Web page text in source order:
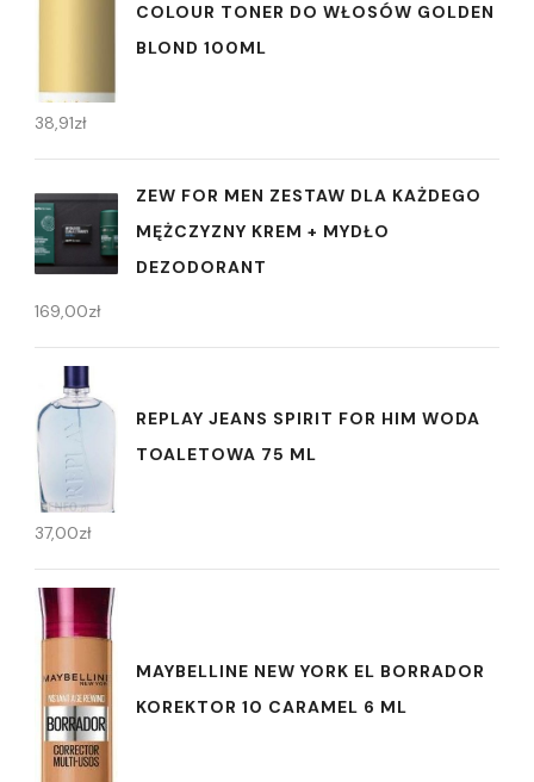
COLOUR TONER DO WŁOSÓW GOLDEN
BLOND 100ML
38,91zł
ZEW FOR MEN ZESTAW DLA KAŻDEGO
MĘŻCZYZNY KREM + MYDŁO
DEZODORANT
169,00zł
REPLAY JEANS SPIRIT FOR HIM WODA
TOALETOWA 75 ML
37,00zł
MAYBELLINE NEW YORK EL BORRADOR
KOREKTOR 10 CARAMEL 6 ML